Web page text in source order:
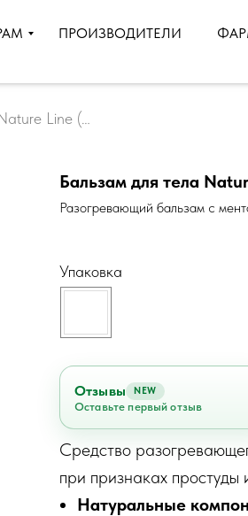
ПРОИЗВОДИТЕЛИ
Бальзам для тела
Разогревающий бальзам с
Упаковка
Отзывы NEW
Оставьте первый отзыв
Средство
при признаках
Натуральные